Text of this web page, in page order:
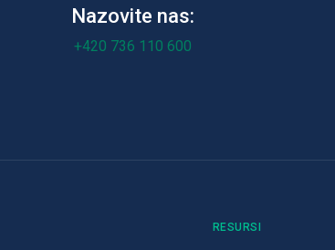
Nazovite nas:
+420 736 110 600
RESURSI